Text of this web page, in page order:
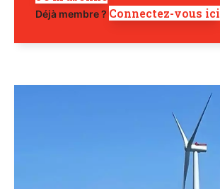
Déjà membre ? Connectez-vous ici